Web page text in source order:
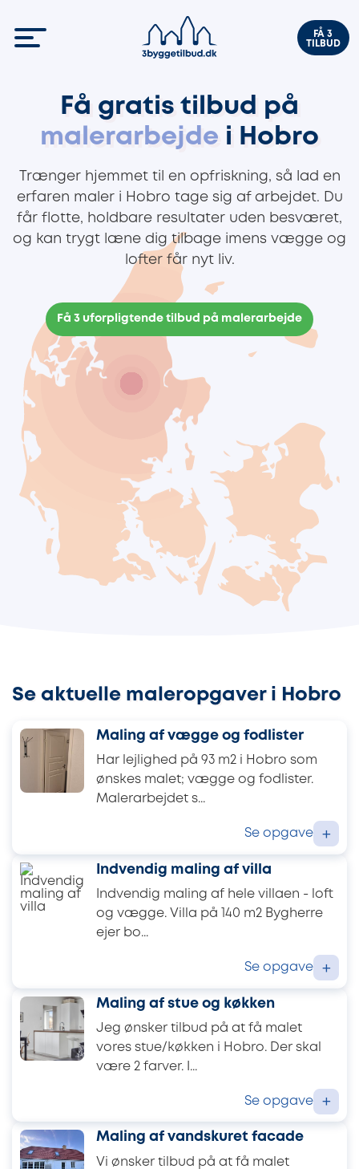
FÅ 3
TILBUD
Få gratis tilbud på
malerarbejde i Hobro
Trænger hjemmet til en opfriskning, så lad en
erfaren maler i Hobro tage sig af arbejdet. Du
får flotte, holdbare resultater uden besværet,
og kan trygt læne dig tilbage imens vægge og
lofter får nyt liv.
Få 3 uforpligtende tilbud på malerarbejde
Se aktuelle maleropgaver i Hobro
Maling af vægge og fodlister
Har lejlighed på 93 m2 i Hobro som
ønskes malet; vægge og fodlister.
Malerarbejdet s...
Se opgave +
Indvendig maling af villa
Indvendig maling af hele villaen - loft
og vægge. Villa på 140 m2 Bygherre
ejer bo...
Se opgave +
Maling af stue og køkken
Jeg ønsker tilbud på at få malet
vores stue/køkken i Hobro. Der skal
være 2 farver. I...
Se opgave +
Maling af vandskuret facade
Vi ønsker tilbud på at få malet